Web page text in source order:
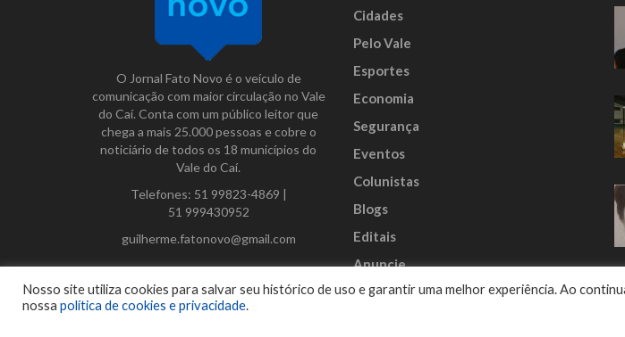
O Jornal Fato Novo é o veículo de
comunicação com maior circulação no Vale
do Caí. Conta com um público leitor que
chega a mais 25.000 pessoas e cobre o
noticiário de todos os 18 municípios do
Vale do Caí.
Telefones: 51 99823-4869 |
51 999430952
guilherme.fatonovo@gmail.com
Facebook
Instagram
Twitter
Cidades
Pelo Vale
Esportes
Economia
Segurança
Eventos
Colunistas
Blogs
Editais
Anuncie
Nosso site utiliza cookies para salvar seu histórico de uso e garantir uma melhor experiência. Ao
nossa política de cookies e privacidade.